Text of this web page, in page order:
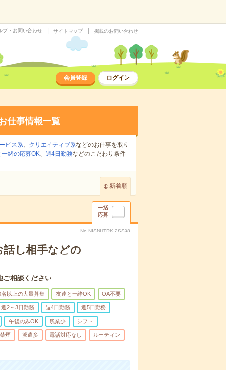
プ・お問い合わせ サイトマップ 掲載のお問い合わせ
会員登録 ログイン
仕事情報一覧
ビス系、 クリエイティブ系などのお仕事を取り
一緒の応募OK、 週4日勤務などのこだわり条件
新着順
一括
応募
No.NISNHTRK-2SS38
話し相手などの
相談ください
名以上の大量募集 友達と一緒OK OA不要
週2～3日勤務 週4日勤務 週5日勤務
午後のみOK 残業少 シフト
煙 派遣多 電話対応なし ルーティン